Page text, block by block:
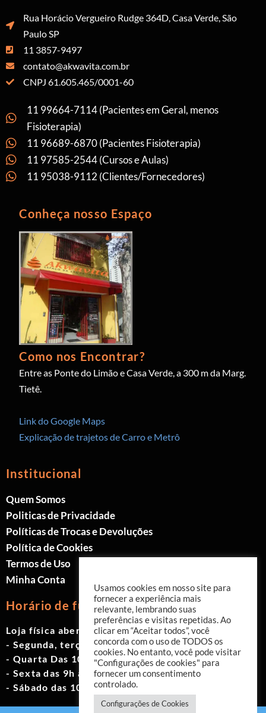
Rua Horácio Vergueiro Rudge 364D, Casa Verde, São
Paulo SP
11 3857-9497
contato@akwavita.com.br
CNPJ 61.605.465/0001-60
11 99664-7114 (Pacientes em Geral, menos
Fisioterapia)
11 96689-6870 (Pacientes Fisioterapia)
11 97585-2544 (Cursos e Aulas)
11 95038-9112 (Clientes/Fornecedores)
Conheça nosso Espaço
Como nos Encontrar?
Entre as Ponte do Limão e Casa Verde, a 300 m da Marg.
Tietê.
Link do Google Maps
Explicação de trajetos de Carro e Metrô
Institucional
Quem Somos
Politicas de Privacidade
Políticas de Trocas e Devoluções
Política de Cookies
Termos de Uso
Minha Conta
Horário de funcionamento
Loja física aberta de Segunda à Sábado.
- Segunda, terça e quinta das 9h às 19h
- Quarta Das 10h às 18h
- Sexta das 9h às 18h
- Sábado das 10h às 17h
Usamos cookies em nosso site para
fornecer a experiência mais
relevante, lembrando suas
preferências e visitas repetidas. Ao
clicar em “Aceitar todos”, você
concorda com o uso de TODOS os
cookies. No entanto, você pode visitar
"Configurações de cookies" para
fornecer um consentimento
controlado.
Configurações de Cookies